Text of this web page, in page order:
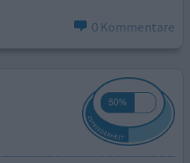
0 Kommentare